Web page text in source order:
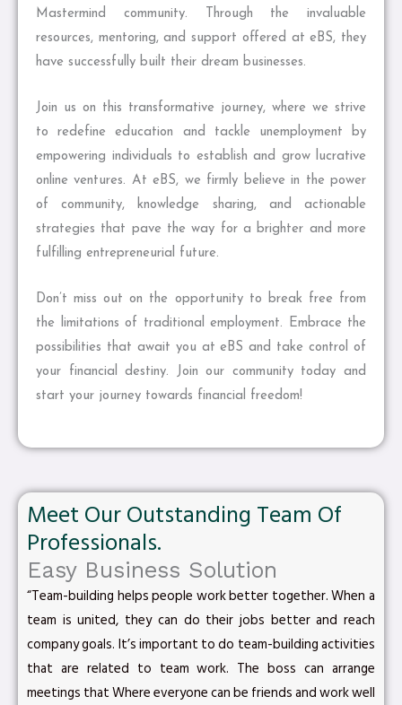
Mastermind community. Through the invaluable
resources, mentoring, and support offered at eBS, they
have successfully built their dream businesses.
Join us on this transformative journey, where we strive
to redefine education and tackle unemployment by
empowering individuals to establish and grow lucrative
online ventures. At eBS, we firmly believe in the power
of community, knowledge sharing, and actionable
strategies that pave the way for a brighter and more
fulfilling entrepreneurial future.
Don’t miss out on the opportunity to break free from
the limitations of traditional employment. Embrace the
possibilities that await you at eBS and take control of
your financial destiny. Join our community today and
start your journey towards financial freedom!
Meet Our Outstanding Team Of
Professionals.
Easy Business Solution
“Team-building helps people work better together. When a
team is united, they can do their jobs better and reach
company goals. It’s important to do team-building activities
that are related to team work. The boss can arrange
meetings that Where everyone can be friends and work well